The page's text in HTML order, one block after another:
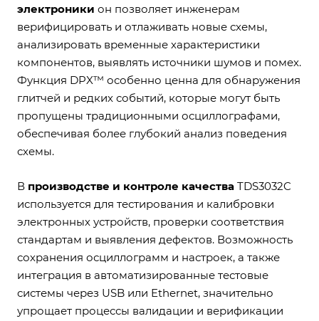
электроники он позволяет инженерам
верифицировать и отлаживать новые схемы,
анализировать временные характеристики
компонентов, выявлять источники шумов и помех.
Функция DPX™ особенно ценна для обнаружения
глитчей и редких событий, которые могут быть
пропущены традиционными осциллографами,
обеспечивая более глубокий анализ поведения
схемы.
В производстве и контроле качества TDS3032C
используется для тестирования и калибровки
электронных устройств, проверки соответствия
стандартам и выявления дефектов. Возможность
сохранения осциллограмм и настроек, а также
интеграция в автоматизированные тестовые
системы через USB или Ethernet, значительно
упрощает процессы валидации и верификации